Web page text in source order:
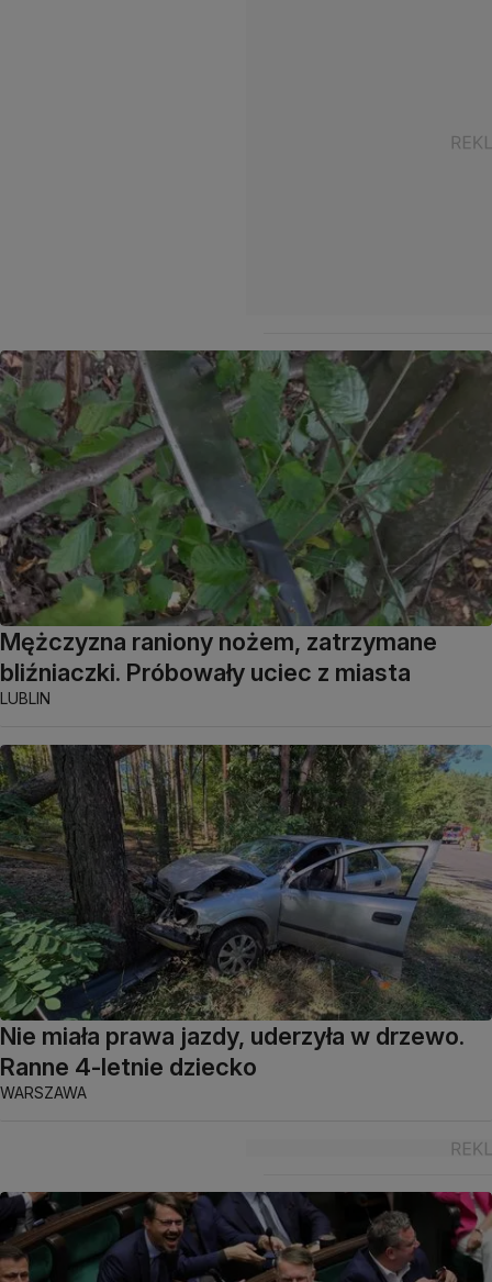
Mężczyzna raniony nożem, zatrzymane
bliźniaczki. Próbowały uciec z miasta
LUBLIN
Nie miała prawa jazdy, uderzyła w drzewo.
Ranne 4-letnie dziecko
WARSZAWA